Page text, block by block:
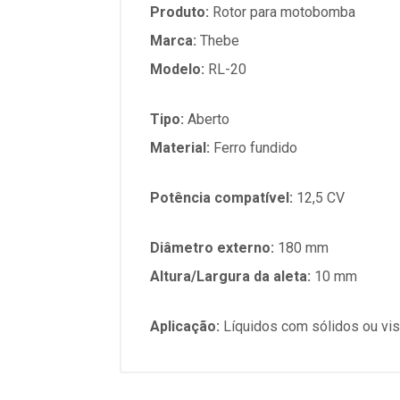
Produto: Rotor para motobomba
Marca: Thebe
Modelo: RL-20
Tipo: Aberto
Material: Ferro fundido
Potência compatível: 12,5 CV
Diâmetro externo: 180 mm
Altura/Largura da aleta: 10 mm
Aplicação: Líquidos com sólidos ou